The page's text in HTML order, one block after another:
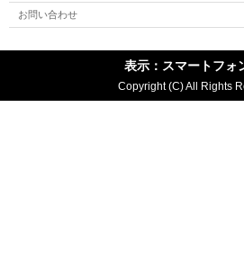
お問い合わせ
表示：スマートフォ
Copyright (C) All Rights